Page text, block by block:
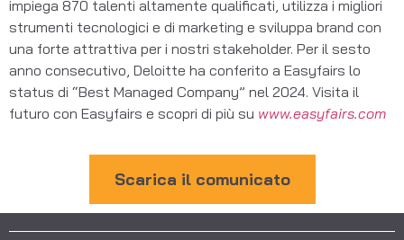
impiega 870 talenti altamente qualificati, utilizza i migliori
strumenti tecnologici e di marketing e sviluppa brand con
una forte attrattiva per i nostri stakeholder. Per il sesto
anno consecutivo, Deloitte ha conferito a Easyfairs lo
status di “Best Managed Company” nel 2024. Visita il
futuro con Easyfairs e scopri di più su www.easyfairs.com
Scarica il comunicato